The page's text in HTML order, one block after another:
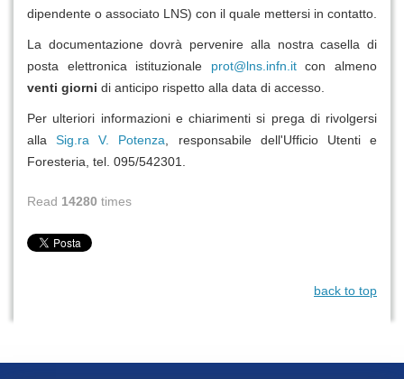
dipendente o associato LNS) con il quale mettersi in contatto.
La documentazione dovrà pervenire alla nostra casella di
posta elettronica istituzionale prot@lns.infn.itcon almeno
venti giorni di anticipo rispetto alla data di accesso.
Per ulteriori informazioni e chiarimenti si prega di rivolgersi
allaSig.ra V. Potenza , responsabile dell'Ufficio Utenti e
Foresteria, tel. 095/542301.
Read 14280 times
back to top